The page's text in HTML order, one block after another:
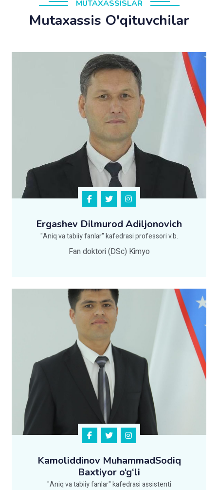
MUTAXASSISLAR
Mutaxassis O'qituvchilar
Ergashev Dilmurod Adiljonovich
"Aniq va tabiiy fanlar" kafedrasi professori v.b.
Fan doktori (DSc) Kimyo
Kamoliddinov MuhammadSodiq
Baxtiyor o‘g‘li
"Aniq va tabiiy fanlar" kafedrasi assistenti